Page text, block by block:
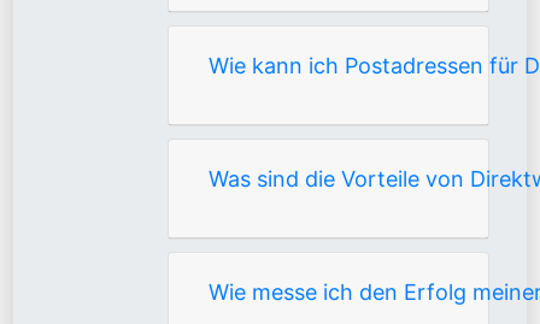
Wie kann ich Postadressen für
Was sind die Vorteile von
Wie messe ich den Erfolg